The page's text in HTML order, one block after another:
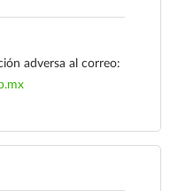
adversa al correo: